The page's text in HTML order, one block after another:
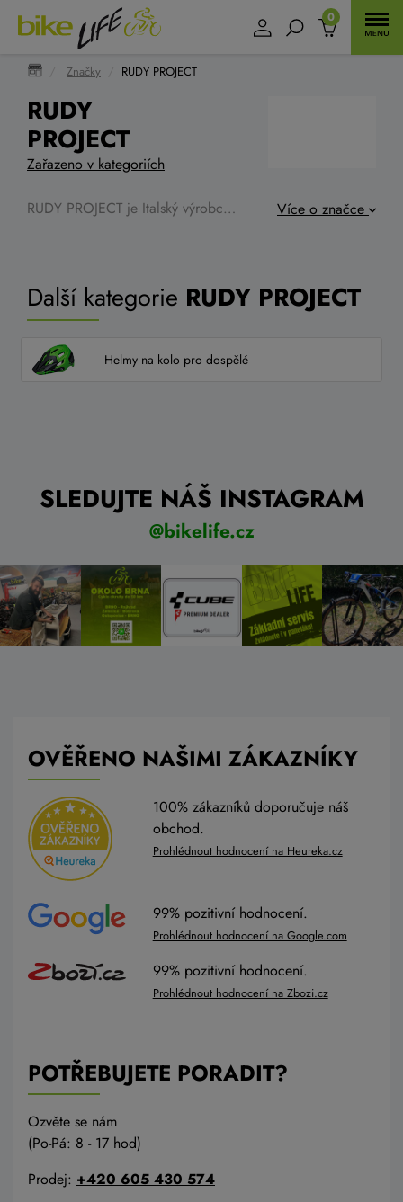
0
Značky RUDY PROJECT
RUDY
PROJECT
Zařazeno v kategoriích
RUDY PROJECT je Italský výrobce kvalitních sportovních brýlí s použitím těch najkvalitnějších čoček a materiálů. Brýle v perfektním designu, výborně sedí na obličeji, jednoduchá montáž. Více o značce
Další kategorie RUDY PROJECT
Helmy na kolo pro dospělé
SLEDUJTE NÁŠ INSTAGRAM
@bikelife.cz
OVĚŘENO NAŠIMI ZÁKAZNÍKY
100% zákazníků doporučuje náš
obchod.
Prohlédnout hodnocení na Heureka.cz
99% pozitivní hodnocení.
Prohlédnout hodnocení na Google.com
99% pozitivní hodnocení.
Prohlédnout hodnocení na Zbozi.cz
POTŘEBUJETE PORADIT?
Ozvěte se nám
(Po-Pá: 8 - 17 hod)
Prodej: +420 605 430 574